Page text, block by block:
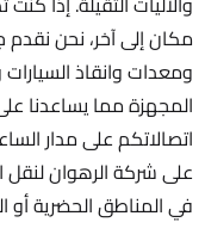
مكان إلى آخر، نحن
ومعدات وانقاذ
المجهزة مما يساعدنا
اتصالاتكم على مدار
على شركة الرهوان
في المناطق الحضرية أو